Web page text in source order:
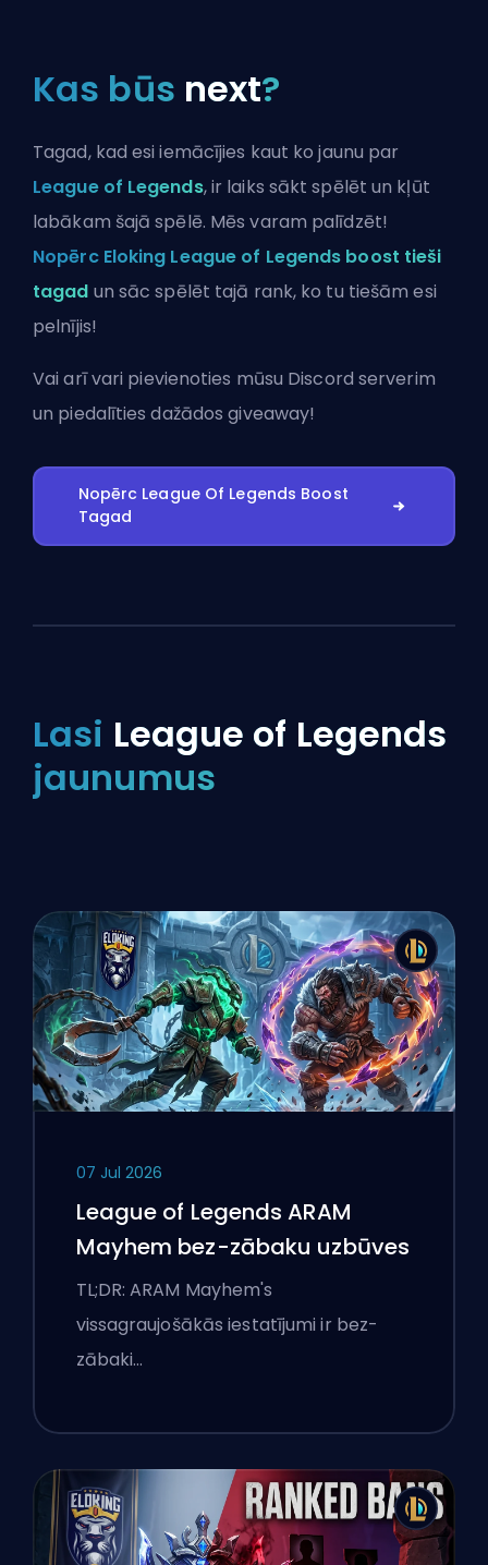
Kas būs next?
Tagad, kad esi iemācījies kaut ko jaunu par
League of Legends, ir laiks sākt spēlēt un kļūt
labākam šajā spēlē. Mēs varam palīdzēt!
Nopērc Eloking League of Legends boost tieši
tagad un sāc spēlēt tajā rank, ko tu tiešām esi
pelnījis!
Vai arī vari pievienoties mūsu Discord serverim
un piedalīties dažādos giveaway!
Nopērc League Of Legends Boost
Tagad
Lasi League of Legends
jaunumus
07 Jul 2026
League of Legends ARAM
Mayhem bez-zābaku uzbūves
TL;DR: ARAM Mayhem's
vissagraujošākās iestatījumi ir bez-
zābaki…